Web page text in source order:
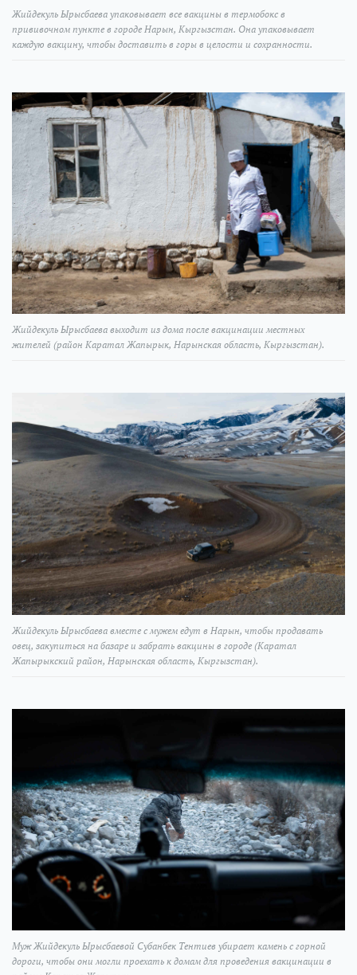
Жийдекуль Ырысбаева упаковывает все вакцины в термобокс в
прививочном пункте в городе Нарын, Кыргызстан. Она упаковывает
каждую вакцину, чтобы доставить в горы в целости и сохранности.
Жийдекуль Ырысбаева выходит из дома после вакцинации местных
жителей (район Каратал Жапырык, Нарынская область, Кыргызстан).
Жийдекуль Ырысбаева вместе с мужем едут в Нарын, чтобы продавать
овец, закупиться на базаре и забрать вакцины в городе (Каратал
Жапырыкский район, Нарынская область, Кыргызстан).
Муж Жийдекуль Ырысбаевой Субанбек Тентиев убирает камень с горной
дороги, чтобы они могли проехать к домам для проведения вакцинации в